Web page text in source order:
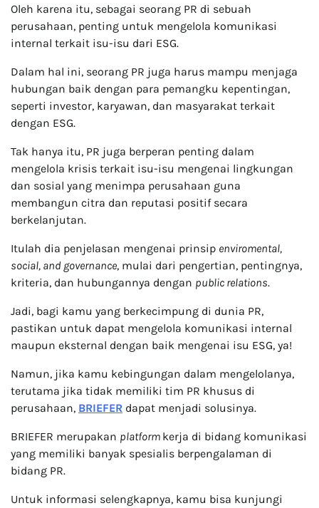
Oleh karena itu, sebagai seorang PR di sebuah
perusahaan, penting untuk mengelola komunikasi
internal terkait isu-isu dari ESG.
Dalam hal ini, seorang PR juga harus mampu menjaga
hubungan baik dengan para pemangku kepentingan,
seperti investor, karyawan, dan masyarakat terkait
dengan ESG.
Tak hanya itu, PR juga berperan penting dalam
mengelola krisis terkait isu-isu mengenai lingkungan
dan sosial yang menimpa perusahaan guna
membangun citra dan reputasi positif secara
berkelanjutan.
Itulah dia penjelasan mengenai prinsip enviromental,
social, and governance, mulai dari pengertian, pentingnya,
kriteria, dan hubungannya dengan public relations.
Jadi, bagi kamu yang berkecimpung di dunia PR,
pastikan untuk dapat mengelola komunikasi internal
maupun eksternal dengan baik mengenai isu ESG, ya!
Namun, jika kamu kebingungan dalam mengelolanya,
terutama jika tidak memiliki tim PR khusus di
perusahaan, BRIEFER dapat menjadi solusinya.
BRIEFER merupakan platform kerja di bidang komunikasi
yang memiliki banyak spesialis berpengalaman di
bidang PR.
Untuk informasi selengkapnya, kamu bisa kunjungi